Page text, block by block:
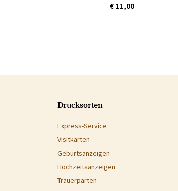
€ 11,00
Drucksorten
Express-Service
Visitkarten
Geburtsanzeigen
Hochzeitsanzeigen
Trauerparten